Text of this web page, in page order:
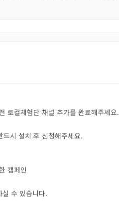
로컬체험단 채널 추가를 완료해주세요.
드시 설치 후 신청해주세요.
캠페인
수 있습니다.